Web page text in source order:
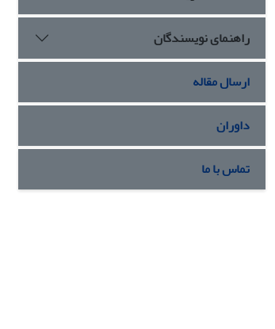
راهنمای نویسندگان
ارسال مقاله
داوران
تماس با ما